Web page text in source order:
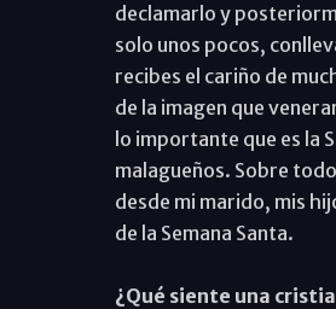
declamarlo y
solo unos pocos,
recibes el cariño de
de la imagen que
lo importante que es la
malagueños. Sobre
desde mi marido, mis
de la Semana Santa.
¿Qué siente una